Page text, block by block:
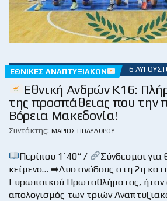
ΕΘΝΙΚΈΣ ΑΝΑΠΤΥΞΙΑΚΏΝ 6
Εθνική Ανδρών Κ16:
της προσπάθειας που την
Βόρεια Μακεδονία!
Συντάκτης: ΜΆΡΙΟΣ ΠΟΛΥΔΏΡΟΥ
Περίπου 1`40“ /
Σύνδεσμοι
κείμενο… ➡Δυο ανόδους στη 2η
Ευρωπαϊκού Πρωταθλήματος, ήταν
απολογισμός των τριών